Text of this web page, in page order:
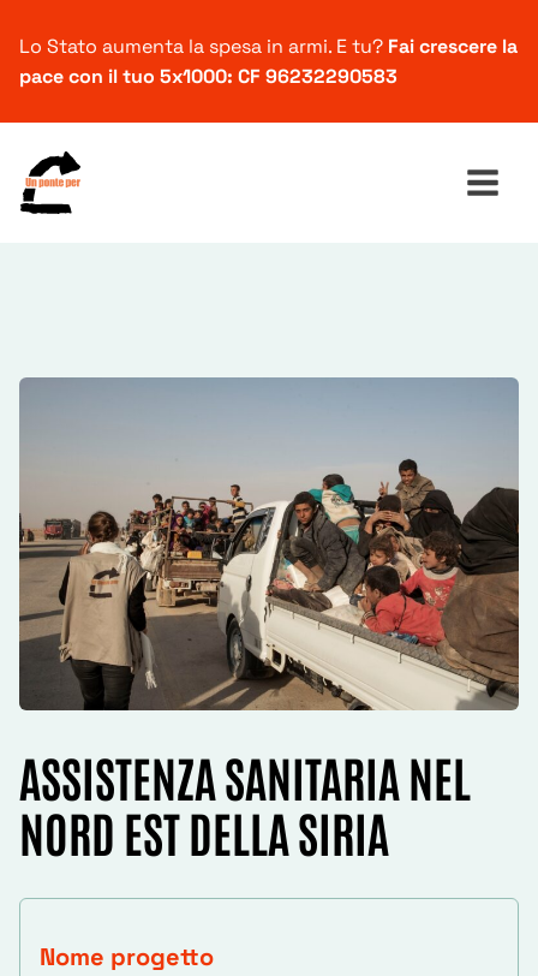
Lo Stato aumenta la spesa in armi. E tu? Fai crescere la
pace con il tuo 5x1000: CF 96232290583
ASSISTENZA SANITARIA NEL
NORD EST DELLA SIRIA
Nome progetto